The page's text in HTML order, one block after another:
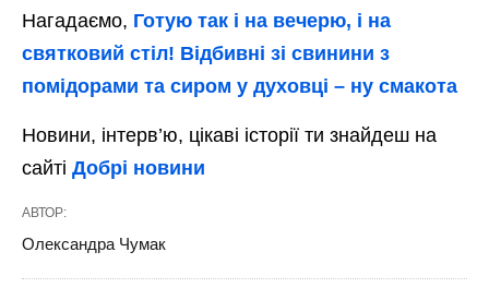
Нагадаємо, Готую так і на вечерю, і на
святковий стіл! Відбивні зі свинини з
помідорами та сиром у духовці – ну смакота
Новини, інтерв’ю, цікаві історії ти знайдеш на
сайті Добрі новини
АВТОР:
Олександра Чумак